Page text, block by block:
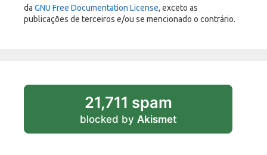
da GNU Free Documentation License, exceto as
publicações de terceiros e/ou se mencionado o contrário.
21,711 spam
blocked by Akismet